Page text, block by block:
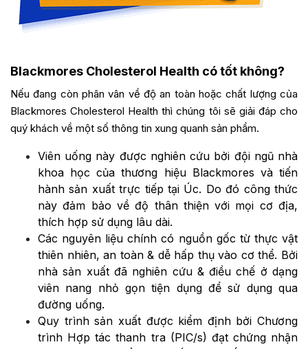
Blackmores Cholesterol Health có tốt không?
Nếu đang còn phân vân về độ an toàn hoặc chất lượng của
Blackmores Cholesterol Health thì chúng tôi sẽ giải đáp cho
quý khách về một số thông tin xung quanh sản phẩm.
Viên uống này được nghiên cứu bởi đội ngũ nhà
khoa học của thương hiệu Blackmores và tiến
hành sản xuất trực tiếp tại Úc. Do đó công thức
này đảm bảo về độ thân thiện với mọi cơ địa,
thích hợp sử dụng lâu dài.
Các nguyên liệu chính có nguồn gốc từ thực vật
thiên nhiên, an toàn & dễ hấp thụ vào cơ thể. Bởi
nhà sản xuất đã nghiên cứu & điều chế ở dạng
viên nang nhỏ gọn tiện dụng để sử dụng qua
đường uống.
Quy trình sản xuất được kiểm định bởi Chương
trình Hợp tác thanh tra (PIC/s) đạt chứng nhận